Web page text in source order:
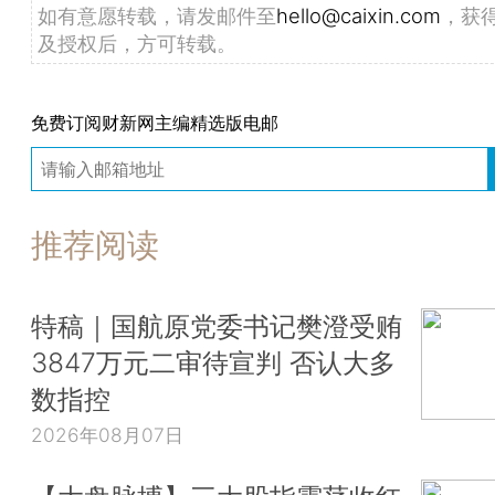
如有意愿转载，请发邮件至hello@caixin.com ，获
及授权后，方可转载。
免费订阅财新网主编精选版电邮
推荐阅读
特稿｜国航原党委书记樊澄受贿
3847万元二审待宣判 否认大多
数指控
2026年08月07日